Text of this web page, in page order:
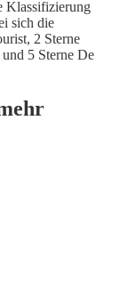
Klassifizierung
sich die
2 Sterne
5 Sterne De